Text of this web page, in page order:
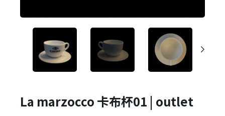
La marzocco 卡布杯01 | outlet